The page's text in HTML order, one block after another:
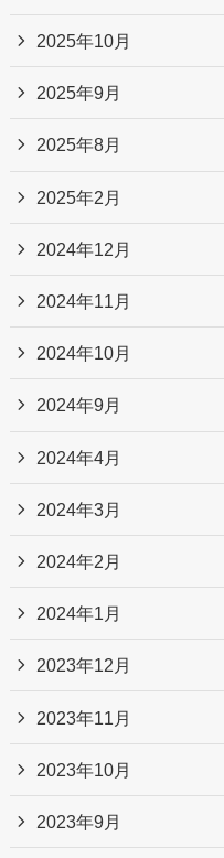
2025年10月
2025年9月
2025年8月
2025年2月
2024年12月
2024年11月
2024年10月
2024年9月
2024年4月
2024年3月
2024年2月
2024年1月
2023年12月
2023年11月
2023年10月
2023年9月